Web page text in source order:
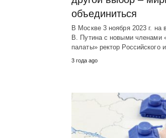
объединиться
В Москве 3 ноября 2023 г. на
В. Путина с новыми членами
палаты» ректор Российского
3 года ago